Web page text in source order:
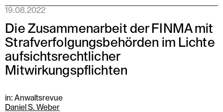
19.08.2022
Die Zusammenarbeit der FINMA mit
Strafverfolgungsbehörden im Lichte
aufsichtsrechtlicher
Mitwirkungspflichten
in: Anwaltsrevue
Daniel S. Weber